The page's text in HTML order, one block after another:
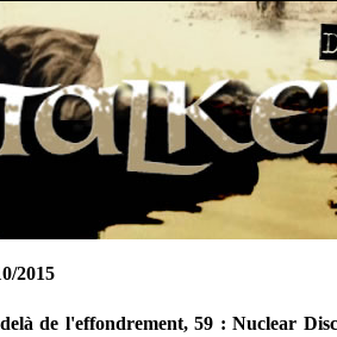
2015
de l'effondrement, 59 : Nuclear